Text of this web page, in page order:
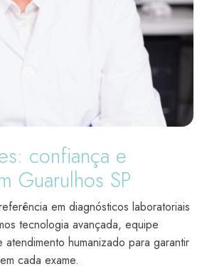
confiança e
Guarulhos SP
em diagnósticos laboratoriais
tecnologia avançada, equipe
atendimento humanizado para garantir
cada exame.